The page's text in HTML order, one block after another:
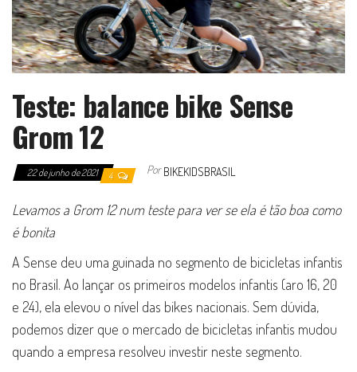
Teste: balance bike Sense
Grom 12
22 de junho de 2021 4 Por BIKEKIDSBRASIL
Levamos a Grom 12 num teste para ver se ela é tão boa como
é bonita
A Sense deu uma guinada no segmento de bicicletas infantis
no Brasil. Ao lançar os primeiros modelos infantis (aro 16, 20
e 24), ela elevou o nível das bikes nacionais. Sem dúvida,
podemos dizer que o mercado de bicicletas infantis mudou
quando a empresa resolveu investir neste segmento.